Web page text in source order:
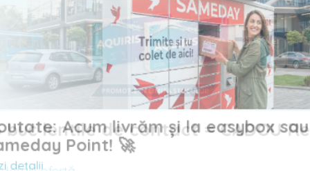
lentile de contact = CADOU
Noutate: Acum livrăm și la easybox sau
Sameday Point! 🚀
Vezi detalii